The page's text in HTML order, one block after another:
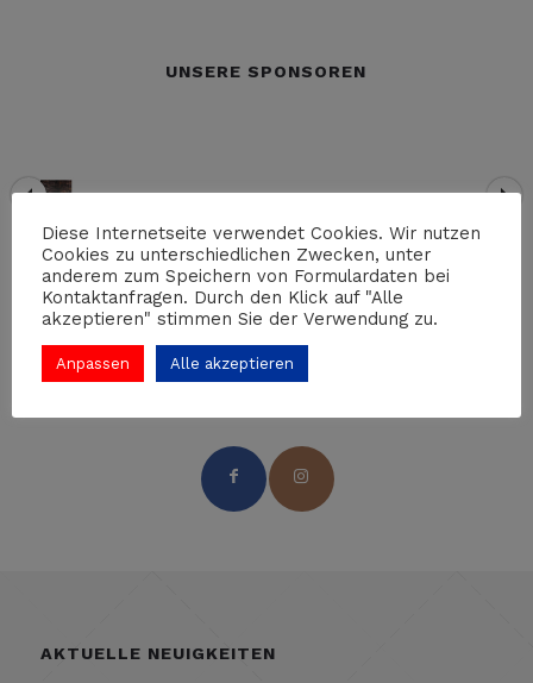
UNSERE SPONSOREN
FOLGE UNS
AKTUELLE NEUIGKEITEN
Diese Internetseite verwendet Cookies. Wir nutzen
Cookies zu unterschiedlichen Zwecken, unter
anderem zum Speichern von Formulardaten bei
Kontaktanfragen. Durch den Klick auf "Alle
akzeptieren" stimmen Sie der Verwendung zu.
Anpassen Alle akzeptieren